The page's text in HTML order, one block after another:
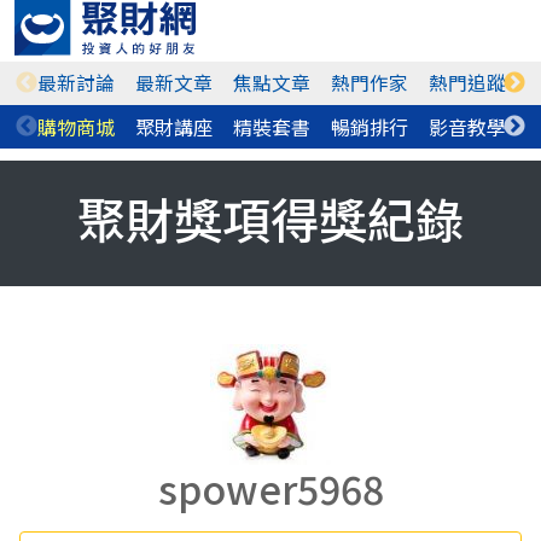
最新討論 最新文章 焦點文章 熱門作家 熱門追蹤
購物商城 聚財講座 精裝套書 暢銷排行 影音教學
聚財獎項得獎紀錄
spower5968